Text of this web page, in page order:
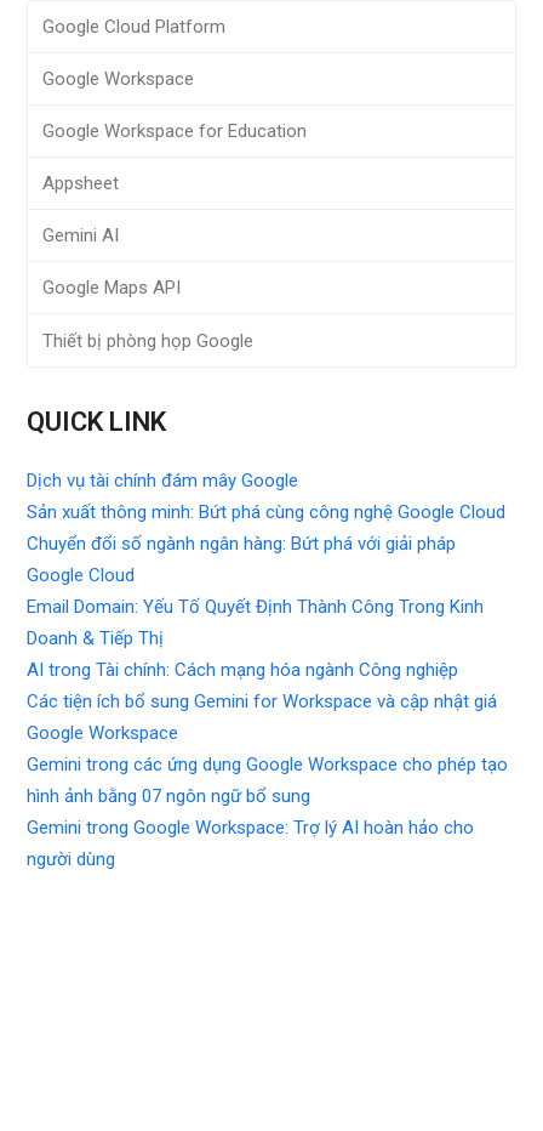
Google Cloud Platform
Google Workspace
Google Workspace for Education
Appsheet
Gemini AI
Google Maps API
Thiết bị phòng họp Google
QUICK LINK
Dịch vụ tài chính đám mây Google
Sản xuất thông minh: Bứt phá cùng công nghệ Google Cloud
Chuyển đổi số ngành ngân hàng: Bứt phá với giải pháp
Google Cloud
Email Domain: Yếu Tố Quyết Định Thành Công Trong Kinh
Doanh & Tiếp Thị
AI trong Tài chính: Cách mạng hóa ngành Công nghiệp
Các tiện ích bổ sung Gemini for Workspace và cập nhật giá
Google Workspace
Gemini trong các ứng dụng Google Workspace cho phép tạo
hình ảnh bằng 07 ngôn ngữ bổ sung
Gemini trong Google Workspace: Trợ lý AI hoàn hảo cho
người dùng